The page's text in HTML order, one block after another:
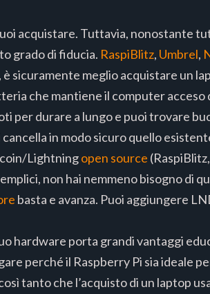
acquistare. Tuttavia, nonostante
grado di fiducia. RaspiBlitz, Umbrel,
sicuramente meglio acquistare un
che mantiene il computer acceso
per durare a lungo e puoi trovare
in modo sicuro quello
Lightningopen source
non hai nemmeno bisogno di
basta e avanza. Puoi aggiungere
hardware porta grandi vantaggi
perché il Raspberry Pi sia ideale
tanto che l’acquisto di un laptop